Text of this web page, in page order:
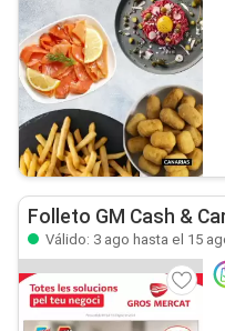
Folleto GM Cash &
Válido: 3 ago hasta el 15